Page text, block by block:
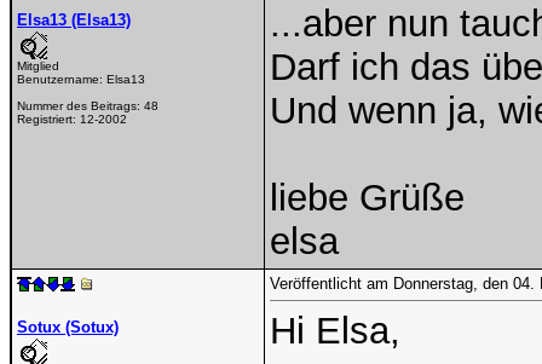
Elsa13 (Elsa13)
Mitglied
Benutzername: Elsa13
Nummer des Beitrags: 48
Registriert: 12-2002
...aber nun
Darf ich das
Und wenn ja,
liebe Grüße
elsa
Sotux (Sotux)
Veröffentlicht am Donnerstag, den
Hi Elsa,